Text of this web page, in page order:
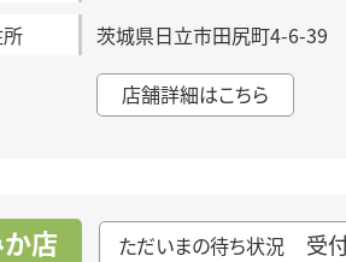
茨城県日立市田尻町4-6-39
店舗詳細はこちら
店 ただいまの待ち状況 受